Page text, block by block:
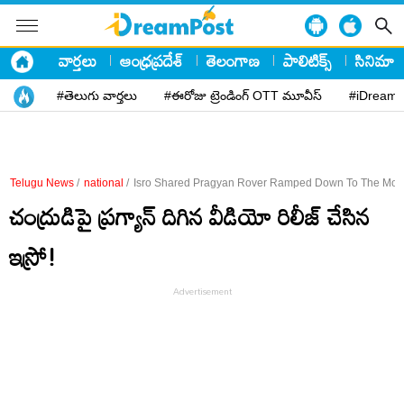
వార్తలు ఆంధ్రప్రదేశ్ తెలంగాణ పాలిటిక్స్ సినిమా
#తెలుగు వార్తలు #ఈరోజు ట్రెండింగ్ OTT మూవీస్
Telugu News / national / Isro Shared Pragyan Rover Ramped Down To The
చంద్రుడిపై ప్రగ్యాన్ దిగిన వీడియో రిలీజ్ చేసిన
ఇస్రో!